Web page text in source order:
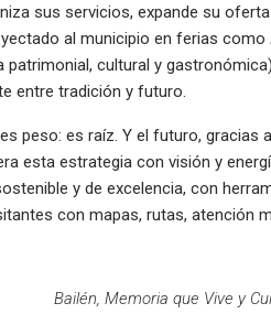
sus servicios, expande su
al municipio en ferias como
patrimonial, cultural y
entre tradición y futuro.
peso: es raíz. Y el futuro, gracias
esta estrategia con visión y
y de excelencia, con
con mapas, rutas, atención
Bailén, Memoria que Vive y